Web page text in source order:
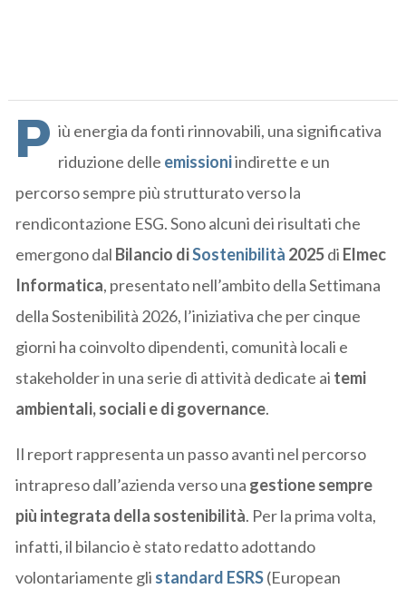
P iù energia da fonti rinnovabili, una significativa
riduzione delle emissioniindirette e un
percorso sempre più strutturato verso la
rendicontazione ESG. Sono alcuni dei risultati che
emergono dal Bilancio diSostenibilità 2025di Elmec
Informatica, presentato nell’ambito della Settimana
della Sostenibilità 2026, l’iniziativa che per cinque
giorni ha coinvolto dipendenti, comunità locali e
stakeholder in una serie di attività dedicate ai temi
ambientali, sociali e di governance.
Il report rappresenta un passo avanti nel percorso
intrapreso dall’azienda verso una gestione sempre
più integrata della sostenibilità. Per la prima volta,
infatti, il bilancio è stato redatto adottando
volontariamente gli standard ESRS(European